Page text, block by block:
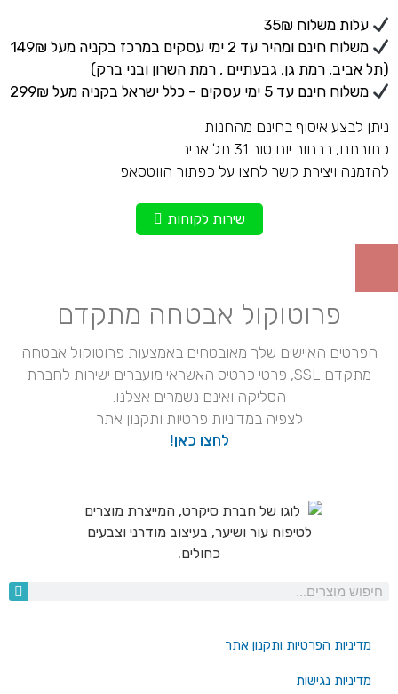
עלות משלוח 35₪
משלוח חינם ומהיר עד 2 ימי עסקים במרכז בקניה מעל 149₪
(תל אביב, רמת גן, גבעתיים , רמת השרון ובני ברק)
משלוח חינם עד 5 ימי עסקים – כלל ישראל בקניה מעל 299₪
ניתן לבצע איסוף בחינם מהחנות
כתובתנו, ברחוב יום טוב 31 תל אביב
להזמנה ויצירת קשר לחצו על כפתור הווטסאפ
שירות לקוחות
פרוטוקול אבטחה מתקדם
הפרטים האיישים שלך מאובטחים באמצעות פרוטוקול אבטחה
מתקדם SSL, פרטי כרטיס האשראי מועברים ישירות לחברת
הסליקה ואינם נשמרים אצלנו.
לצפיה במדיניות פרטיות ותקנון אתר
לחצו כאן!
מדיניות הפרטיות ותקנון אתר
מדיניות נגישות